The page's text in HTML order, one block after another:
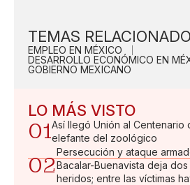
TEMAS
EMPLEO EN MÉXICO
DESARROLLO ECONÓMICO EN
GOBIERNO MEXICANO
LO MÁS VISTO
01Así llegó Unión al Centenario
elefante del zoológico
02
Persecución y ataque
Bacalar-Buenavista deja
heridos; entre las víctimas